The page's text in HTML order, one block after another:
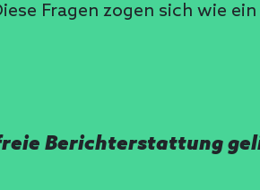
Fragen zogen sich wie
Berichterstattung